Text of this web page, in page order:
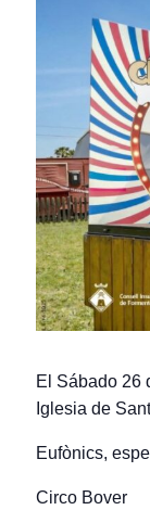
El Sábado 26
Iglesia de
Eufònics,
Circo Bover